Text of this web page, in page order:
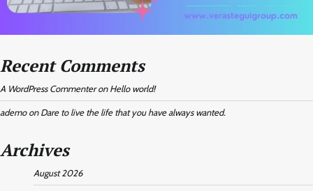
Recent Comments
A WordPress Commenteron Hello world!
ademoon Dare to live the life that you have always wanted.
Archives
August 2026